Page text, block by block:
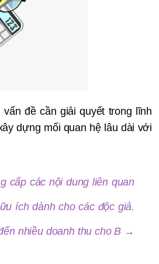
đề cần giải quyết trong lĩnh
dựng mối quan hệ lâu dài với
cấp các nội dung liên quan
ích dành cho các độc giả.
nhiều doanh thu cho B →